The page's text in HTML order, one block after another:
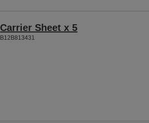
Carrier Sheet x 5
B12B813431